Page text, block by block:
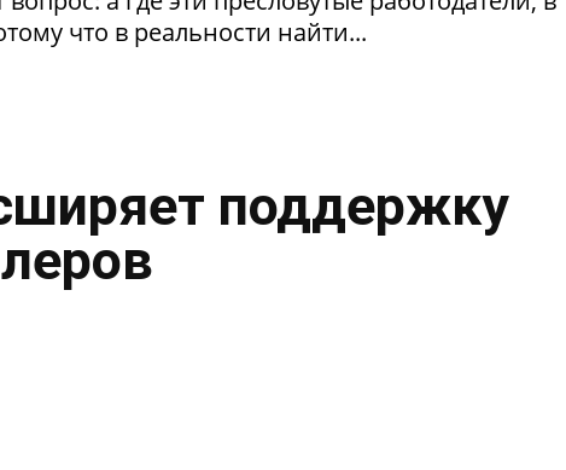
что в реальности найти...
поддержку